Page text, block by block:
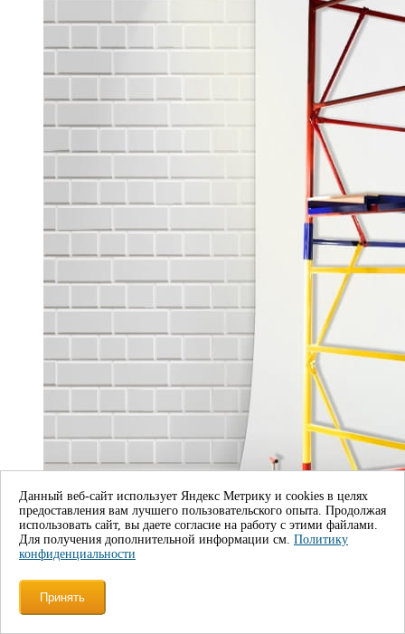
Данный веб-сайт использует Яндекс Метрику и cookies в целях
предоставления вам лучшего пользовательского опыта. Продолжая
использовать сайт, вы даете согласие на работу с этими файлами.
Для получения дополнительной информации см. Политику
конфиденциальности
Принять